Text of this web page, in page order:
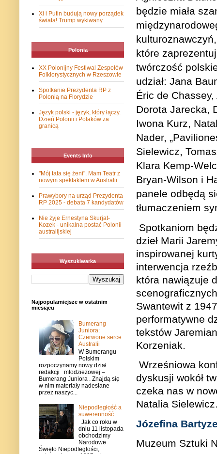
będzie miała
które
twórczość
udział: Jana
Éric de
Dorota Jarecka,
Iwona Kurz,
Nader,
Sielewicz,
Klara Kemp-
Bryan-Wilson i
panele odbędą
tłumaczeniem
Spotkaniom
dzieł Marii
inspirowanej
interwencja
która nawiązuje
Swantewit z
performatywne
tekstów
Korzeniak.
Wrześniowa
dyskusji wokół
czeka nas w
Natalia
Józefina
Muzeum Sztuki
Xi i Putin budują nowy porządek
świata! Trump wykiwany
Polonia
XX Polonijny Festiwal Zespołów
Folklorystycznych w Rzeszowie
Spotkanie Prezydenta RP z
Polonią na Florydzie
Język polski - język, który łączy.
Dzień Polonii i Polaków za
granicą
Events Info
"Mój tata się żeni". Mam Teatr z
nowym spektaklem w Australii
Prawybory na urząd Prezydenta
RP 2025 - debata 7 kandydatów
Nie żyje Ernestyna Skurjat-
Kozek - unikalna postać Polonii
australijskiej
Wyszukiwarka
Najpopularniejsze w ostatnim
miesiącu
Bumerang
Juniora:
Czerwone serce
Australii
W Bumerangu
Polskim
rozpoczynamy nowy dział
redakcji młodzieżowej –
Bumerang Juniora . Znajdą się
w nim materiały nadesłane
przez naszyc...
Niepodległość a
suwerenność
Jak co roku w
dniu 11 listopada
obchodzimy
Narodowe
Święto Niepodległości,